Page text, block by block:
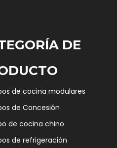
DE
de cocina modulares
de Concesión
de cocina chino
de refrigeración